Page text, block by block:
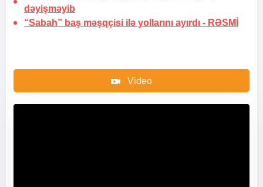
dəyişməyib
“Sabah” baş məşqçisi ilə yollarını ayırdı - RƏSMİ
Video